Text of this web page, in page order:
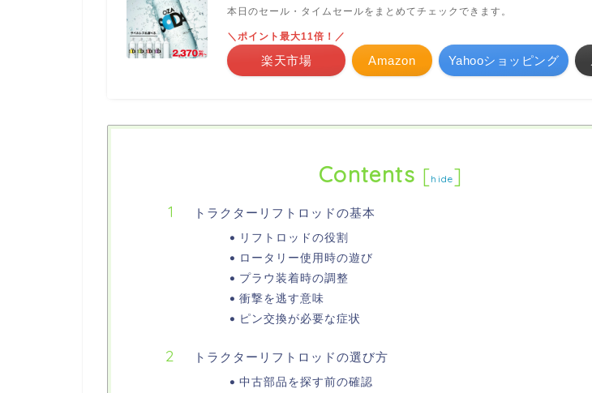
本日のセール・タイムセールをまとめてチェックできます。
Amazon
＼ポイント最大11倍！／
楽天市場 Yahooショッピング
Contents [hide]
トラクターリフトロッドの基本
リフトロッドの役割
ロータリー使用時の遊び
プラウ装着時の調整
衝撃を逃す意味
ピン交換が必要な症状
トラクターリフトロッドの選び方
中古部品を探す前の確認